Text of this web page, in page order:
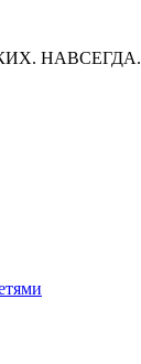
НАВСЕГДА.